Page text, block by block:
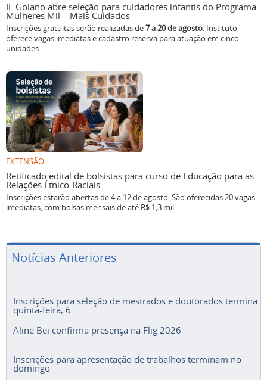
IF Goiano abre seleção para cuidadores infantis do Programa
Mulheres Mil – Mais Cuidados
Inscrições gratuitas serão realizadas de7 a 20 de agosto. Instituto
oferece vagas imediatas e cadastro reserva para atuação em cinco
unidades.
EXTENSÃO
Retificado edital de bolsistas para curso de Educação para as
Relações Étnico-Raciais
Inscrições estarão abertas de 4 a 12 de agosto. São oferecidas 20 vagas
imediatas, com bolsas mensais de até R$ 1,3 mil.
Notícias Anteriores
Inscrições para seleção de mestrados e doutorados termina
quinta-feira, 6
Aline Bei confirma presença na Flig 2026
Inscrições para apresentação de trabalhos terminam no
domingo